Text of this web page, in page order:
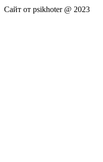
Сайт от psikhoter @ 2023